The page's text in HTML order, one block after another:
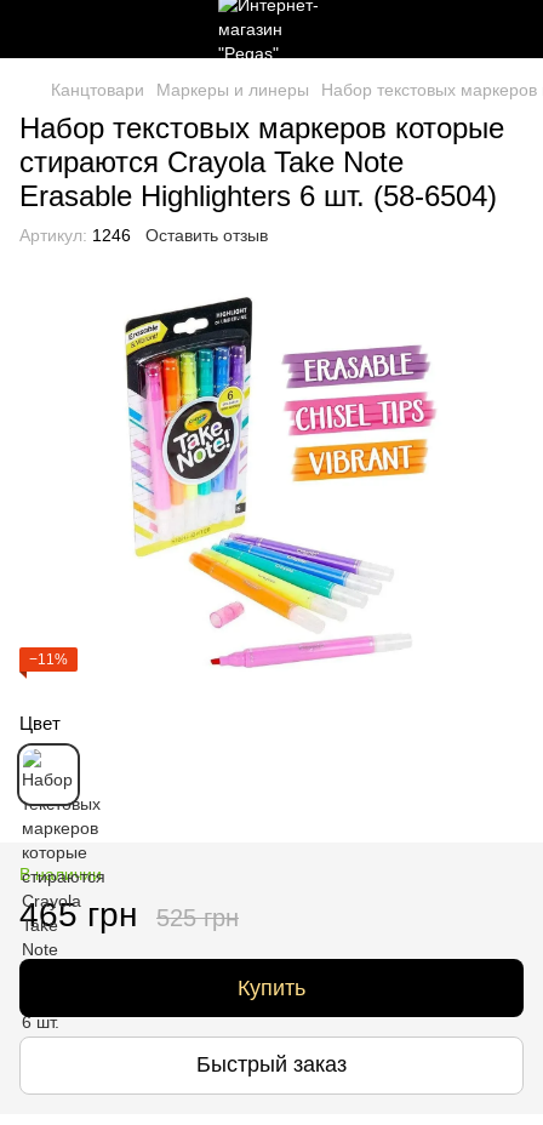
Канцтовари Маркеры и линеры Набор текстовых
Набор текстовых маркеров которые
стираются Crayola Take Note
Erasable Highlighters 6 шт. (58-6504)
Артикул: 1246 Оставить отзыв
−11%
Цвет
В наличии
465 грн 525 грн
Купить
Быстрый заказ